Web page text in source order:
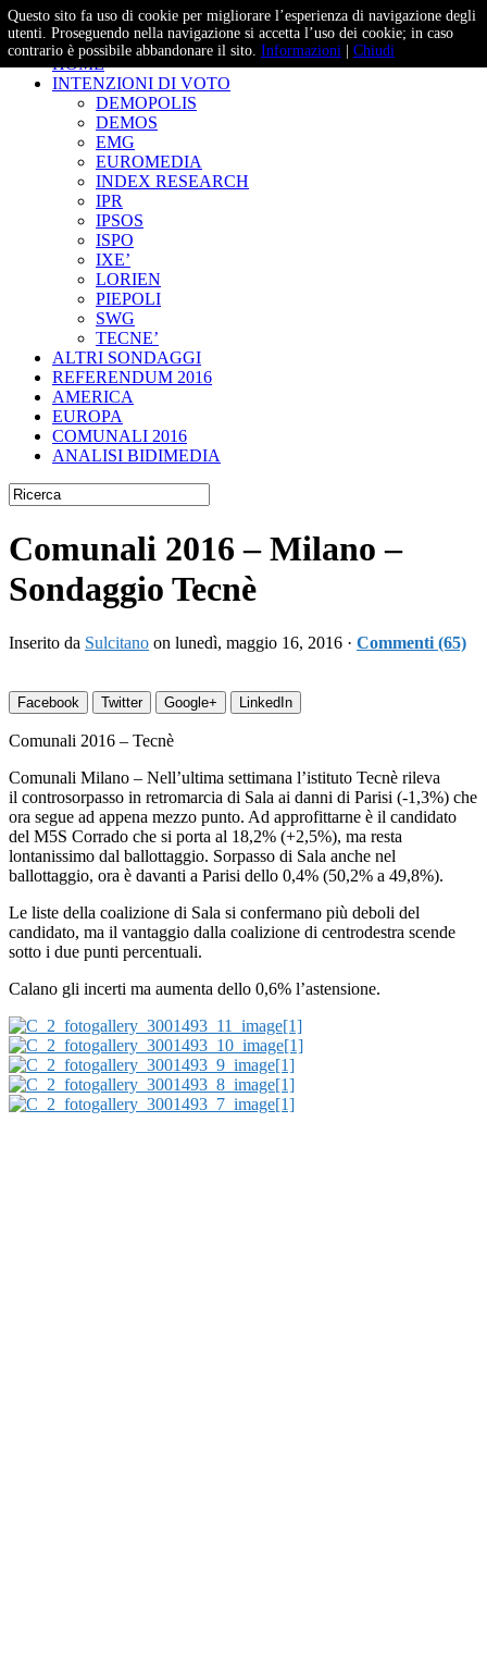
– Studi e Proiezioni Elettorali
HOME
INTENZIONI DI VOTO
DEMOPOLIS
DEMOS
EMG
EUROMEDIA
INDEX RESEARCH
IPR
IPSOS
ISPO
IXE’
LORIEN
PIEPOLI
SWG
TECNE’
ALTRI SONDAGGI
REFERENDUM 2016
AMERICA
EUROPA
COMUNALI 2016
ANALISI BIDIMEDIA
Comunali 2016 – Milano –
Sondaggio Tecnè
Inserito da Sulcitano on lunedì, maggio 16, 2016 · Commenti (65)
Facebook Twitter Google+ LinkedIn
Comunali 2016 – Tecnè
Comunali Milano – Nell’ultima settimana l’istituto Tecnè rileva
il controsorpasso in retromarcia di Sala ai danni di Parisi (-1,3%) che
ora segue ad appena mezzo punto. Ad approfittarne è il candidato
del M5S Corrado che si porta al 18,2% (+2,5%), ma resta
lontanissimo dal ballottaggio. Sorpasso di Sala anche nel
ballottaggio, ora è davanti a Parisi dello 0,4% (50,2% a 49,8%).
Le liste della coalizione di Sala si confermano più deboli del
candidato, ma il vantaggio dalla coalizione di centrodestra scende
sotto i due punti percentuali.
Calano gli incerti ma aumenta dello 0,6% l’astensione.
Questo sito fa uso di cookie per migliorare l’esperienza di navigazione degli
utenti. Proseguendo nella navigazione si accetta l’uso dei cookie; in caso
contrario è possibile abbandonare il sito. Informazioni Chiudi